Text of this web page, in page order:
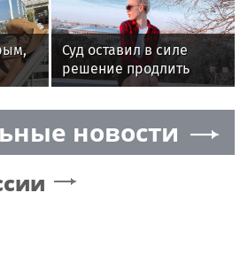
Суд оставил в силе
решение продлить
арест блогерше Диане
новости